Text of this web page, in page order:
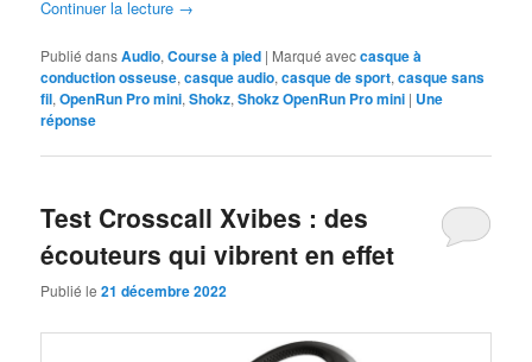
Continuer la lecture →
Publié dansAudio,Course à pied | Marqué aveccasque à
conduction osseuse,casque audio,casque de sport,casque sans
fil,OpenRun Pro mini,Shokz,Shokz OpenRun Pro mini | Une
réponse
Test Crosscall Xvibes : des
écouteurs qui vibrent en effet
Publié le21 décembre 2022